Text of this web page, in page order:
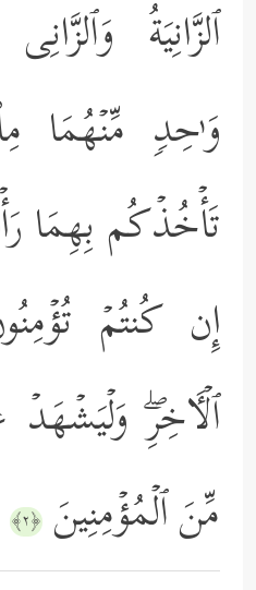
ٱلزَّانِیَةُ
وَ ٰ⁠حِدࣲ مِّنۡهُمَا
تَأۡخُذۡكُم بِهِمَا
إِن كُنتُمۡ
ٱلۡـَٔاخِرِۖ
مِّنَ ٱلۡمُؤۡمِنِینَ ﴿٢﴾